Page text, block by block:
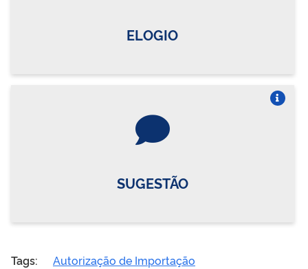
ELOGIO
SUGESTÃO
Tags:
Autorização de Importação